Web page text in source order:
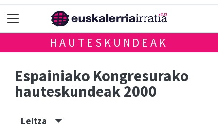
HAUTESKUNDEAK
Espainiako Kongresurako
hauteskundeak 2000
Leitza